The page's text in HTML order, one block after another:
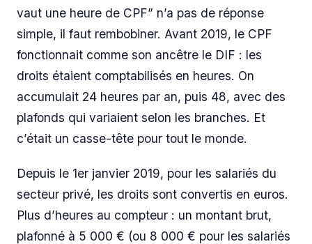
vaut une heure de CPF” n’a pas de réponse
simple, il faut rembobiner. Avant 2019, le CPF
fonctionnait comme son ancêtre le DIF : les
droits étaient comptabilisés en heures. On
accumulait 24 heures par an, puis 48, avec des
plafonds qui variaient selon les branches. Et
c’était un casse-tête pour tout le monde.
Depuis le 1er janvier 2019, pour les salariés du
secteur privé, les droits sont convertis en euros.
Plus d’heures au compteur : un montant brut,
plafonné à 5 000 € (ou 8 000 € pour les salariés